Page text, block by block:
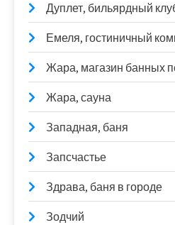
Дуплет, бильярдный
Емеля, гостиничный
Жара, магазин банных
Жара, сауна
Западная, баня
Запсчастье
Здрава, баня в городе
Зодчий